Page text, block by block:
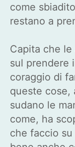
come
restano a
Capita che
sul prendere
coraggio di
queste cose,
sudano le
come, ha
che faccio